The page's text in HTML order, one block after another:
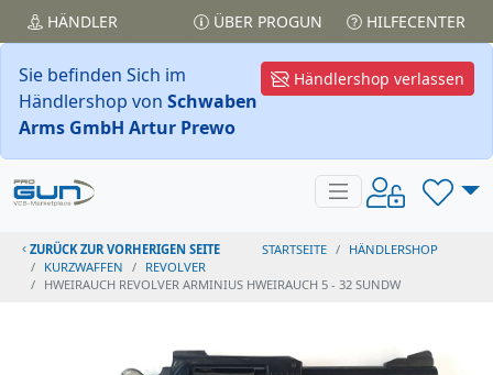
HÄNDLER ÜBER PROGUN HILFECENTER
Händlershop verlassen
Sie befinden Sich im
Händlershop von Schwaben
Arms GmbH Artur Prewo
ZURÜCK ZUR VORHERIGEN SEITE STARTSEITE
HÄNDLERSHOP
KURZWAFFEN
REVOLVER
HWEIRAUCH REVOLVER ARMINIUS HWEIRAUCH 5 - 32 SUNDW